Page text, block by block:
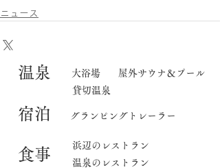
ニュース
​温泉 大浴場
屋外サウナ＆プール
貸切温泉
宿泊 グランピングトレーラー
食事
​浜辺のレストラン
温泉のレストラン